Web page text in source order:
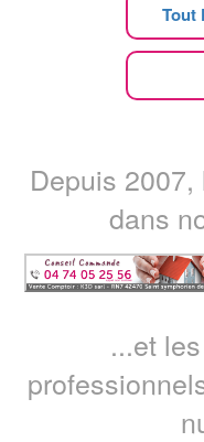
Tout
Depuis
dans
...et